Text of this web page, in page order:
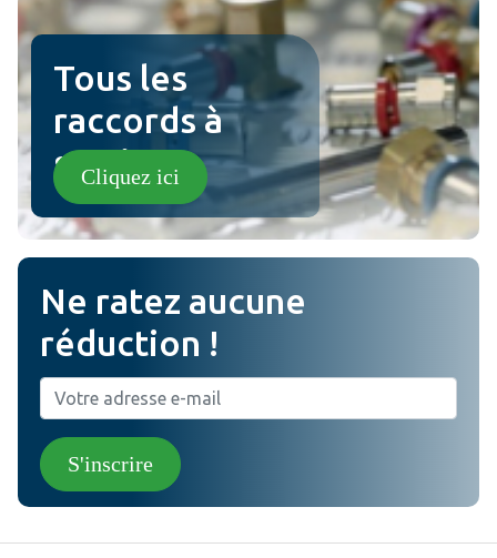
Tous les
raccords à
sertir !
Cliquez ici
Ne ratez aucune
réduction !
S'inscrire